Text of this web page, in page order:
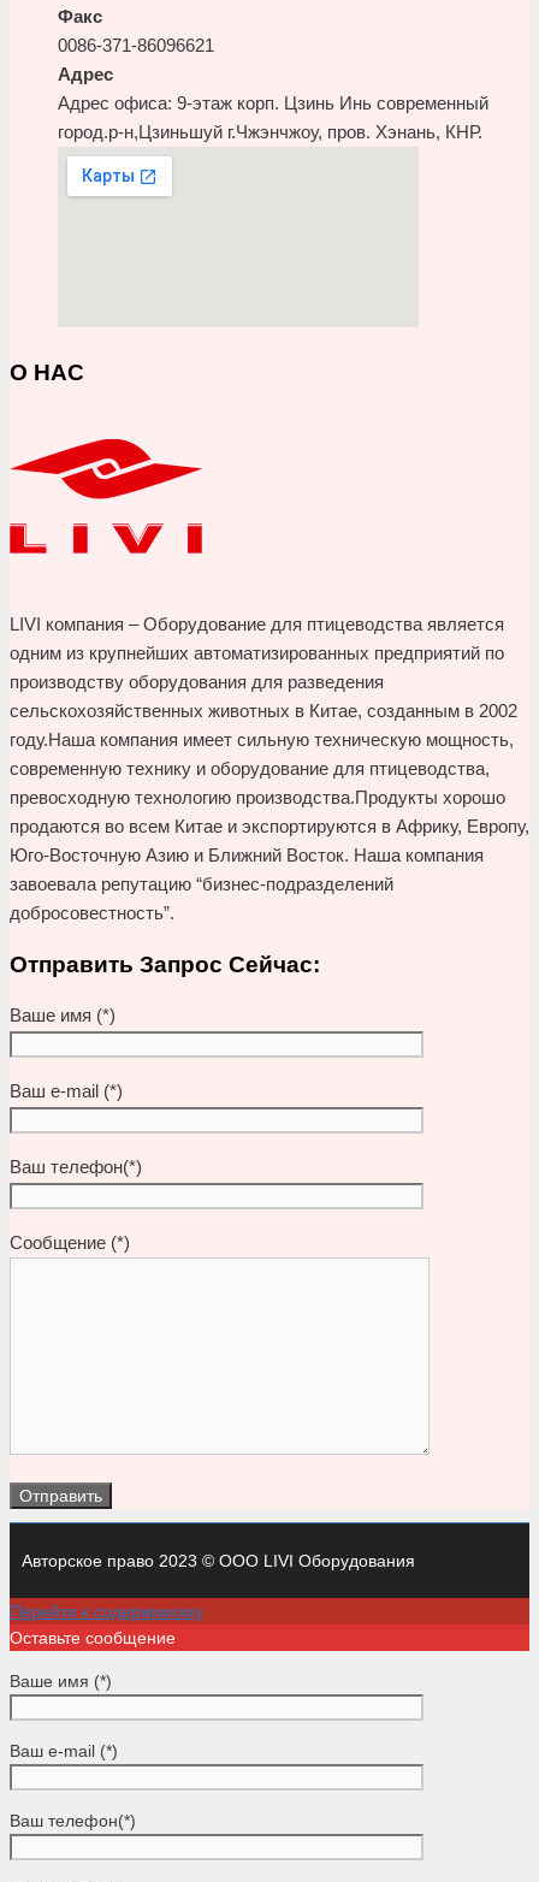
Факс
0086-371-86096621
Адрес
Адрес офиса: 9-этаж корп. Цзинь Инь современный
город.р-н,Цзиньшуй г.Чжэнчжоу, пров. Хэнань, КНР.
О НАС
LIVI компания – Оборудование для птицеводства является
одним из крупнейших автоматизированных предприятий по
производству оборудования для разведения
сельскохозяйственных животных в Китае, созданным в 2002
году.Наша компания имеет сильную техническую мощность,
современную технику и оборудование для птицеводства,
превосходную технологию производства.Продукты хорошо
продаются во всем Китае и экспортируются в Африку, Европу,
Юго-Восточную Азию и Ближний Восток. Наша компания
завоевала репутацию “бизнес-подразделений
добросовестность”.
Отправить Запрос Сейчас:
Ваше имя (*)
Ваш e-mail (*)
Ваш телефон(*)
Сообщение (*)
Авторское право 2023 © ООО LIVI Оборудования
Перейти к содержимому
Оставьте сообщение
Ваше имя (*)
Ваш e-mail (*)
Ваш телефон(*)